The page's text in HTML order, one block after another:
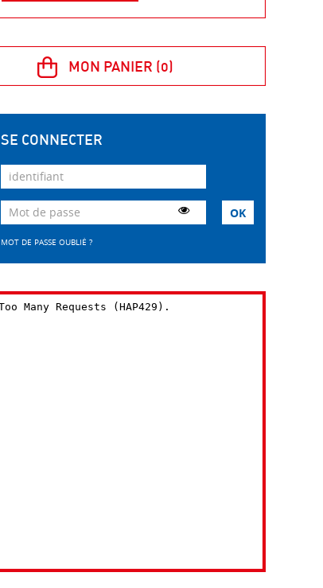
SE CONNECTER
MOT DE PASSE OUBLIÉ ?